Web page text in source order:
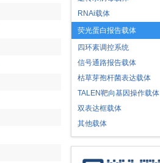
RNAi载体
荧光蛋白报告载体
四环素调控系统
信号通路报告载体
枯草芽孢杆菌表达载体
TALEN靶向基因操作载体
双表达框载体
其他载体